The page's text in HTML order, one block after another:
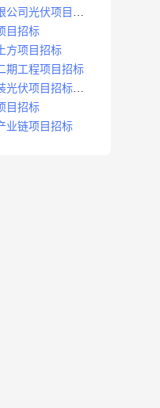
公司光伏项目招
目招标
方项目招标
期工程项目招标
光伏项目招标公
目招标
业链项目招标